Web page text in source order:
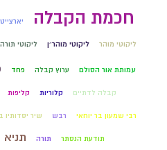
חכמת הקבלה יארצייט
ליקוטי מוהר ליקוטי מוהר״ן ליקוטי
עמותת אור הסולם ערוץ קבלה פחד
קבלה לדתיים קלוריות קליפות
רבי שמעון בר יוחאי רבש שיר
תודעת הנסתר תורה תניא